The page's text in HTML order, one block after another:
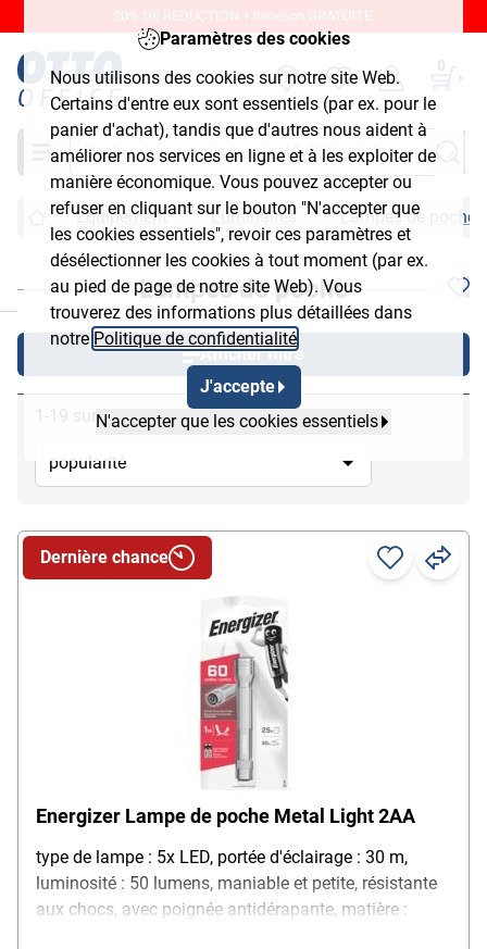
Paramètres des cookies
Nous utilisons des cookies sur notre site Web.
Certains d'entre eux sont essentiels (par ex. pour le
panier d'achat), tandis que d'autres nous aident à
améliorer nos services en ligne et à les exploiter de
manière économique. Vous pouvez accepter ou
refuser en cliquant sur le bouton "N'accepter que
les cookies essentiels", revoir ces paramètres et
désélectionner les cookies à tout moment (par ex.
au pied de page de notre site Web). Vous
trouverez des informations plus détaillées dans
notre Politique de confidentialité
J'accepte
N'accepter que les cookies essentiels
20% DE RÉDUCTION + livraison GRATUITE.
0
Chercher
Équipement Luminaires Lampes de poche
Lampes de poche
Afficher filtre
1-19 sur 19
Energizer Lampe de poche Metal Light 2AA
type de lampe : 5x LED, portée d'éclairage : 30 m,
luminosité : 50 lumens, maniable et petite, résistante
aux chocs, avec poignée antidérapante, matière :
Dernière chance